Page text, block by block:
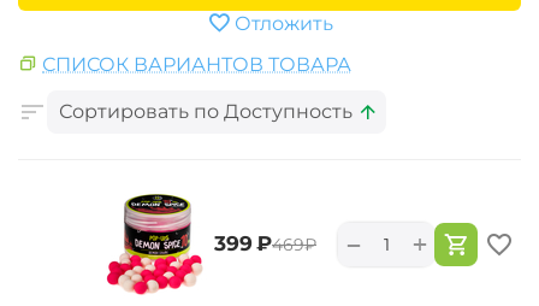
Отложить
СПИСОК ВАРИАНТОВ ТОВАРА
Сортировать по Доступность
‍399‍ ₽‍469‍₽ +
−